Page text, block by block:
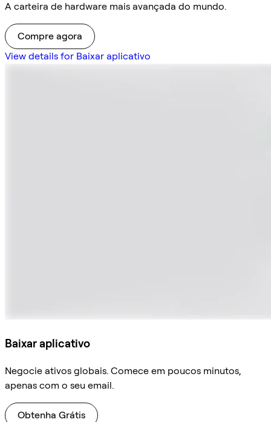
A carteira de hardware mais avançada do mundo.
Compre agora
View details for Baixar aplicativo
Baixar aplicativo
Negocie ativos globais. Comece em poucos minutos,
apenas com o seu email.
Obtenha Grátis